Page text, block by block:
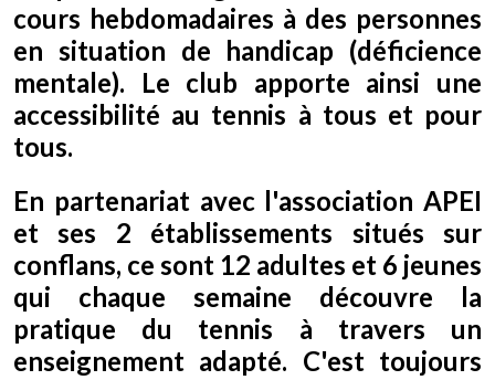
cours hebdomadaires à des personnes
en situation de handicap (déficience
mentale). Le club apporte ainsi une
accessibilité au tennis à tous et pour
tous.
En partenariat avec l'association APEI
et ses 2 établissements situés sur
conflans, ce sont 12 adultes et 6 jeunes
qui chaque semaine découvre la
pratique du tennis à travers un
enseignement adapté. C'est toujours